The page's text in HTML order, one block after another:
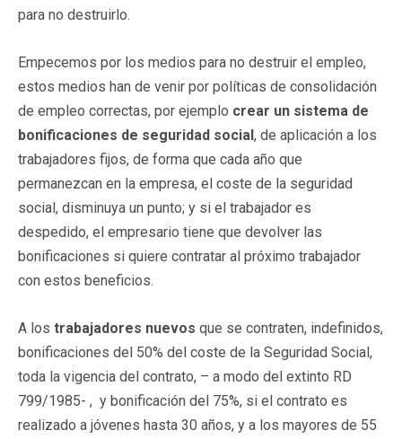
para no destruirlo.
Empecemos por los medios para no destruir el empleo,
estos medios han de venir por políticas de consolidación
de empleo correctas, por ejemplo crear un sistema de
bonificaciones de seguridad social, de aplicación a los
trabajadores fijos, de forma que cada año que
permanezcan en la empresa, el coste de la seguridad
social, disminuya un punto; y si el trabajador es
despedido, el empresario tiene que devolver las
bonificaciones si quiere contratar al próximo trabajador
con estos beneficios.
A los trabajadores nuevos que se contraten, indefinidos,
bonificaciones del 50% del coste de la Seguridad Social,
toda la vigencia del contrato, – a modo del extinto RD
799/1985- , y bonificación del 75%, si el contrato es
realizado a jóvenes hasta 30 años, y a los mayores de 55